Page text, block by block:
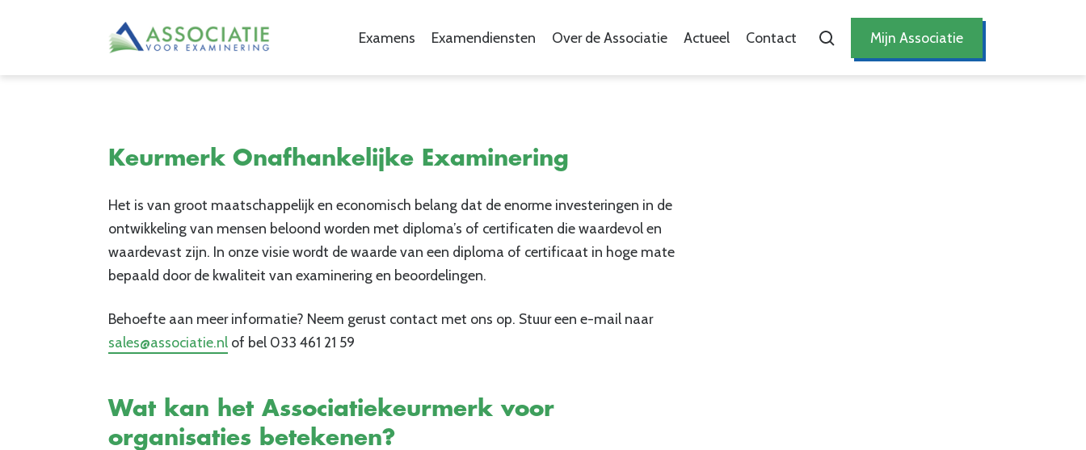
Mijn Associatie
Examens Examendiensten Over de Associatie Actueel Contact
Keurmerk Onafhankelijke Examinering
Het is van groot maatschappelijk en economisch belang dat de enorme investeringen in de
ontwikkeling van mensen beloond worden met diploma’s of certificaten die waardevol en
waardevast zijn. In onze visie wordt de waarde van een diploma of certificaat in hoge mate
bepaald door de kwaliteit van examinering en beoordelingen.
Behoefte aan meer informatie? Neem gerust contact met ons op. Stuur een e-mail naar
sales@associatie.nl of bel 033 461 21 59
Wat kan het Associatiekeurmerk voor
organisaties betekenen?